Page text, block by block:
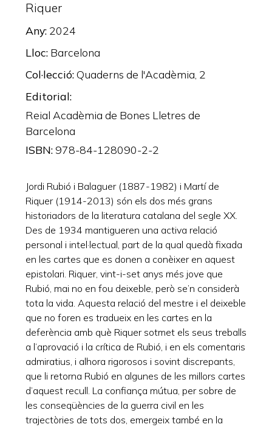
Riquer
Any 2024
Lloc Barcelona
Col·lecció Quaderns de l'Acadèmia, 2
Editorial
Reial Acadèmia de Bones Lletres de
Barcelona
ISBN 978-84-128090-2-2
Jordi Rubió i Balaguer (1887-1982) i Martí de
Riquer (1914-2013) són els dos més grans
historiadors de la literatura catalana del segle XX.
Des de 1934 mantigueren una activa relació
personal i intel·lectual, part de la qual quedà fixada
en les cartes que es donen a conèixer en aquest
epistolari. Riquer, vint-i-set anys més jove que
Rubió, mai no en fou deixeble, però se’n considerà
tota la vida. Aquesta relació del mestre i el deixeble
que no foren es tradueix en les cartes en la
deferència amb què Riquer sotmet els seus treballs
a l’aprovació i la crítica de Rubió, i en els comentaris
admiratius, i alhora rigorosos i sovint discrepants,
que li retorna Rubió en algunes de les millors cartes
d’aquest recull. La confiança mútua, per sobre de
les conseqüències de la guerra civil en les
trajectòries de tots dos, emergeix també en la